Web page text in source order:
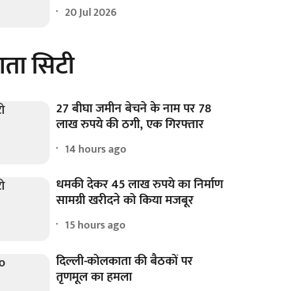
20 Jul 2026
सिटी
27 बीघा जमीन बेचने के नाम पर 78
लाख रुपये की ठगी, एक गिरफ्तार
14 hours ago
धमकी देकर 45 लाख रुपये का निर्माण
सामग्री खरीदने को किया मजबूर
15 hours ago
दिल्ली-कोलकाता की बैठकों पर
तृणमूल का हमला